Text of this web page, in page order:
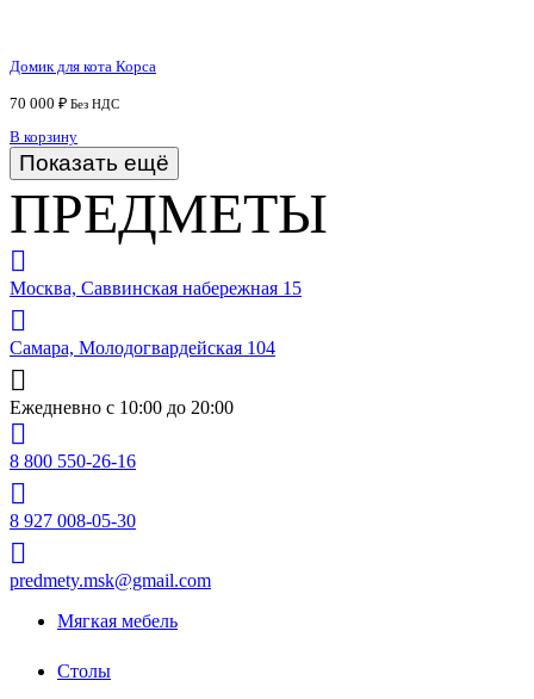
Домик для кота Корса
70 000 ₽ Без НДС
В корзину
Показать ещё
ПРЕДМЕТЫ
Москва, Саввинская набережная 15
Самара, Молодогвардейская 104
Ежедневно с 10:00 до 20:00
8 800 550-26-16
8 927 008-05-30
predmety.msk@gmail.com
Мягкая мебель
Столы